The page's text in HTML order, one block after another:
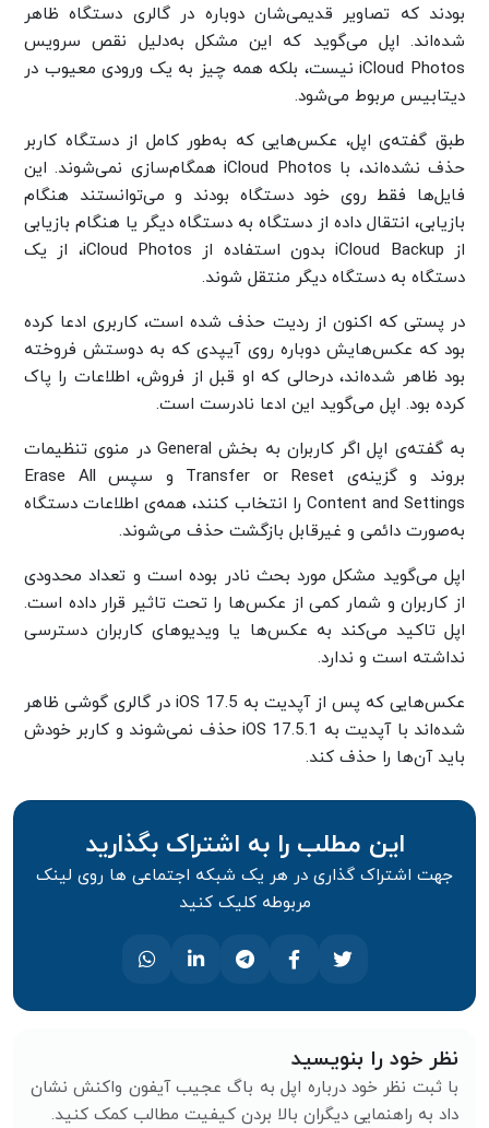
بودند که تصاویر قدیمی‌شان دوباره در گالری دستگاه ظاهر
شده‌اند. اپل می‌گوید که این مشکل به‌دلیل نقص سرویس
iCloud Photos نیست، بلکه همه چیز به یک ورودی معیوب در
دیتابیس مربوط می‌شود.
طبق گفته‌ی اپل، عکس‌هایی که به‌طور کامل از دستگاه کاربر
حذف نشده‌اند، با iCloud Photos همگام‌سازی نمی‌شوند. این
فایل‌ها فقط روی خود دستگاه بودند و می‌توانستند هنگام
بازیابی، انتقال داده از دستگاه به دستگاه دیگر یا هنگام بازیابی
از iCloud Backup بدون استفاده از iCloud Photos، از یک
دستگاه به دستگاه دیگر منتقل شوند.
در پستی که اکنون از ردیت حذف شده است، کاربری ادعا کرده
بود که عکس‌هایش دوباره روی آیپدی که به دوستش فروخته
بود ظاهر شده‌اند، درحالی که او قبل از فروش، اطلاعات را پاک
کرده بود. اپل می‌گوید این ادعا نادرست است.
به گفته‌ی اپل اگر کاربران به بخش General در منوی تنظیمات
بروند و گزینه‌ی Transfer or Reset و سپس Erase All
Content and Settings را انتخاب کنند، همه‌ی اطلاعات دستگاه
به‌صورت دائمی و غیرقابل بازگشت حذف می‌شوند.
اپل می‌گوید مشکل مورد بحث نادر بوده است و تعداد محدودی
از کاربران و شمار کمی از عکس‌ها را تحت تاثیر قرار داده است.
اپل تاکید می‌کند به عکس‌ها یا ویدیوهای کاربران دسترسی
نداشته است و ندارد.
عکس‌هایی که پس از آپدیت به iOS 17.5 در گالری گوشی ظاهر
شده‌اند با آپدیت به iOS 17.5.1 حذف نمی‌شوند و کاربر خودش
باید آن‌ها را حذف کند.
این مطلب را به اشتراک بگذارید
جهت اشتراک گذاری در هر یک شبکه اجتماعی ها روی لینک
مربوطه کلیک کنید
نظر خود را بنویسید
با ثبت نظر خود درباره اپل به باگ عجیب آیفون واکنش نشان
داد به راهنمایی دیگران بالا بردن کیفیت مطالب کمک کنید.